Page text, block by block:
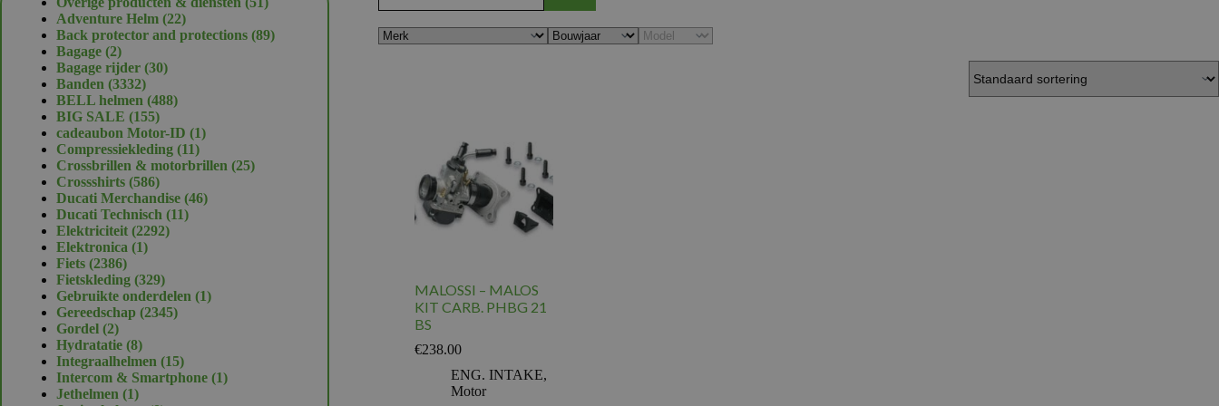
MALOSSI – MALOS
KIT CARB. PHBG 21
BS
€238.00
ENG. INTAKE,
Motor
Adventure Helm 2222
producten
Back protector and protections 8989
Bagage 22
producten
Bagage rijder 3030
Banden 33323332
producten
BELL helmen 488488
BIG SALE 155155
producten
cadeaubon Motor-ID 11
Compressiekleding 1111
producten
Crossbrillen & motorbrillen 2525
Crossshirts 586586
producten
Ducati Merchandise 4646
Ducati Technisch 1111
Elektriciteit 22922292
Elektronica 11
Fiets 23862386
producten
Fietskleding 329329
producten
Gebruikte onderdelen 11
Gereedschap 23452345
Gordel 22
producten
Hydratatie 88
producten
Integraalhelmen 1515
producten
Intercom & Smartphone 11
Jethelmen 11